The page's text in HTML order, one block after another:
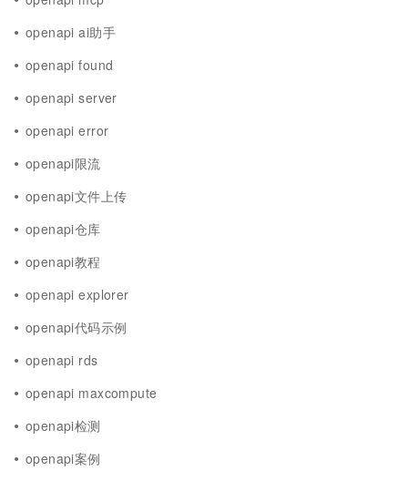
openapi ai助手
openapi found
openapi server
openapi error
openapi限流
openapi文件上传
openapi仓库
openapi教程
openapi explorer
openapi代码示例
openapi rds
openapi maxcompute
openapi检测
openapi案例